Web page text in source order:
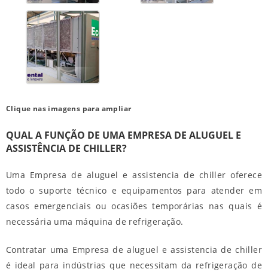
Clique nas imagens para ampliar
QUAL A FUNÇÃO DE UMA EMPRESA DE ALUGUEL E
ASSISTÊNCIA DE CHILLER?
Uma Empresa de aluguel e assistencia de chiller oferece
todo o suporte técnico e equipamentos para atender em
casos emergenciais ou ocasiões temporárias nas quais é
necessária uma máquina de refrigeração.
Contratar uma Empresa de aluguel e assistencia de chiller
é ideal para indústrias que necessitam da refrigeração de